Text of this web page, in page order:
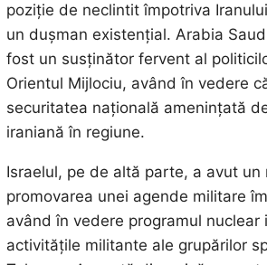
poziție de neclintit împotriva
un dușman existențial. Arabia
fost un susținător fervent al
Orientul Mijlociu, având în vedere
securitatea națională amenințată
iraniană în regiune.
Israelul, pe de altă parte, a avut un
promovarea unei agende militare
având în vedere programul nuclear
activitățile militante ale grupărilor